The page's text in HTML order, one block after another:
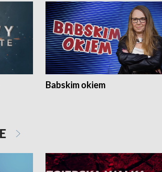
Babskim okiem